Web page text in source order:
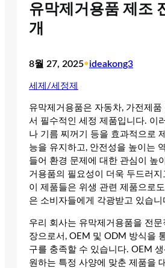
유막제거용품 제조
개
8월 27, 2025•ideakong3
세제/세정제
유막제거용품은 자동차, 가전제품
서 필수적인 세정 제품입니다. 이
나 기름 찌꺼기 등을 효과적으로
능을 유지하고, 안전성을 높이는
들어 환경 문제에 대한 관심이 높
거용품의 필요성이 더욱 두드러
이 제품들은 위생 관련 제품으로
은 소비자들에게 각광받고 있습니
우리 회사는 유막제거용품을 전
장으로서, OEM 및 ODM 방식을
구를 충족할 수 있습니다. OEM 생
원하는 특정 사양에 맞춘 제품을